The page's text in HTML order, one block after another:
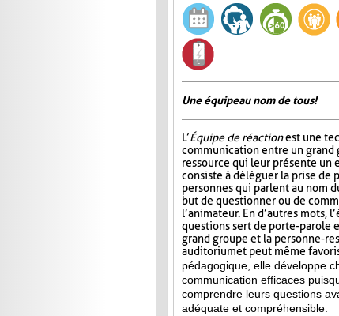
Une équipe au nom de tous!
L’Équipe de réactionest une
communication entre un grand
ressource qui leur présente un
consiste à déléguer la prise de
personnes qui parlent au nom
but de questionner ou de
l’animateur. En d’autres mots,
questions sert de porte-parole
grand groupe et la personne-
auditorium et peut même
pédagogique, elle développe
communication efficaces
comprendre leurs questions
adéquate et compréhensible.